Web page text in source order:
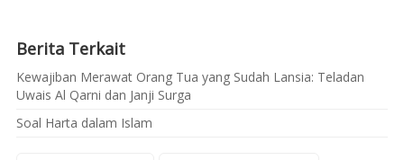
Berita Terkait
Kewajiban Merawat Orang Tua yang Sudah Lansia: Teladan
Uwais Al Qarni dan Janji Surga
Soal Harta dalam Islam